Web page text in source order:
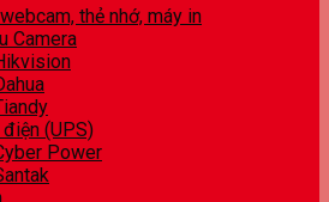
thẻ nhớ, máy in
Camera
(UPS)
Power